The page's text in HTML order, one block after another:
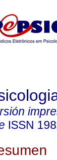
ISSN